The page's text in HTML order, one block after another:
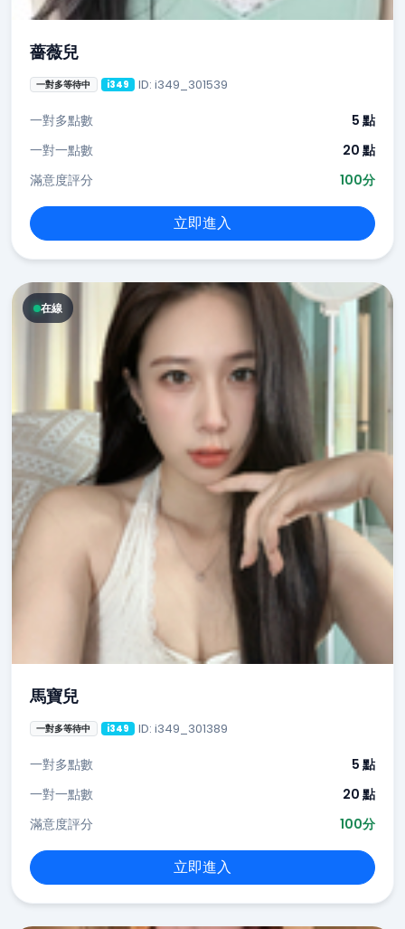
薔薇兒
一對多等待中 i349 ID: i349_301539
一對多點數
5 點
一對一點數
20 點
滿意度評分
100分
立即進入
在線
馬寶兒
一對多等待中 i349 ID: i349_301389
一對多點數
5 點
一對一點數
20 點
滿意度評分
100分
立即進入